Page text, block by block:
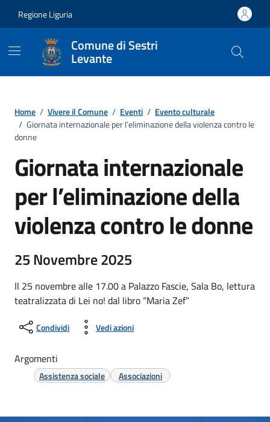
Regione Liguria
Comune di Sestri
Levante
Home / Vivere il Comune / Eventi / Evento culturale
/ Giornata internazionale per l’eliminazione della violenza contro le
donne
Giornata internazionale
per l’eliminazione della
violenza contro le donne
25 Novembre 2025
Il 25 novembre alle 17.00 a Palazzo Fascie, Sala Bo, lettura
teatralizzata di Lei no! dal libro “Maria Zef”
Condividi Vedi azioni
Argomenti
Assistenza sociale Associazioni